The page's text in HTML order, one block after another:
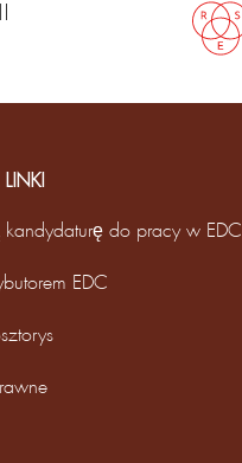
kandydaturę do pracy w EDC
EDC